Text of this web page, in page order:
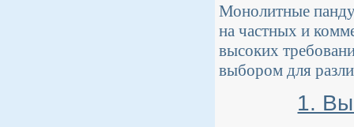
Монолитные
на частных и
высоких
выбором для
1.